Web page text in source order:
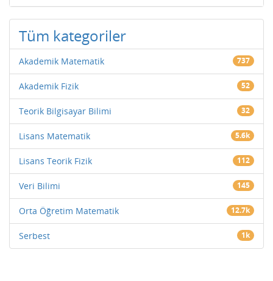
Tüm kategoriler
Akademik Matematik 737
Akademik Fizik 52
Teorik Bilgisayar Bilimi 32
Lisans Matematik 5.6k
Lisans Teorik Fizik 112
Veri Bilimi 145
Orta Öğretim Matematik 12.7k
Serbest 1k